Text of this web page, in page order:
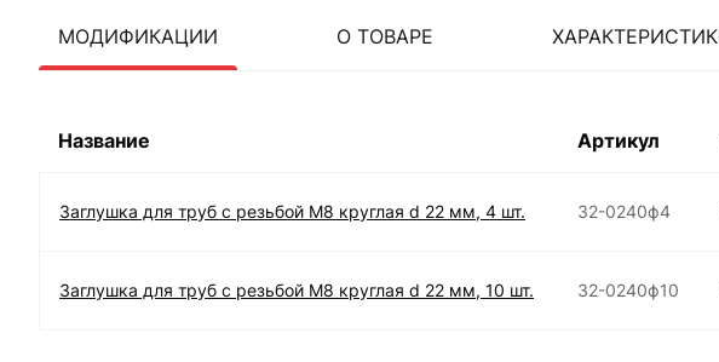
МОДИФИКАЦИИ О ТОВАРЕ
Название Артикул
Заглушка для труб с резьбой М8 круглая d 22 мм, 4 шт. 32-0240ф4
Заглушка для труб с резьбой М8 круглая d 22 мм, 10 шт. 32-0240ф10